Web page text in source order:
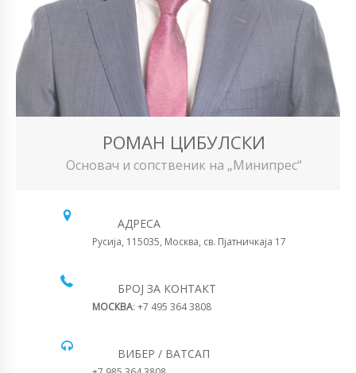
РОМАН ЦИБУЛСКИ
Основач и сопственик на „Минипрес“
АДРЕСА
Русија, 115035, Москва, св. Пјатничкаја 17
БРОЈ ЗА КОНТАКТ
МОСКВА: +7 495 364 3808
ВИБЕР / ВАТСАП